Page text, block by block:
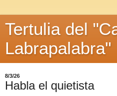
Tertulia del
Labrapalabra"
8/3/26
Habla el quietista